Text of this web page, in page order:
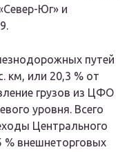
Юг» и
путей
км, или 20,3 % от
грузов из ЦФО
уровня. Всего
Центрального
% внешнеторговых